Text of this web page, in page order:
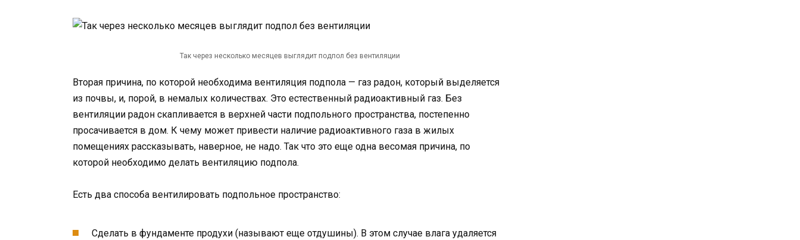
Так через несколько месяцев выглядит подпол без вентиляции
Вторая причина, по которой необходима вентиляция подпола — газ радон, который выделяется
из почвы, и, порой, в немалых количествах. Это естественный радиоактивный газ. Без
вентиляции радон скапливается в верхней части подпольного пространства, постепенно
просачивается в дом. К чему может привести наличие радиоактивного газа в жилых
помещениях рассказывать, наверное, не надо. Так что это еще одна весомая причина, по
которой необходимо делать вентиляцию подпола.
Есть два способа вентилировать подпольное пространство:
Сделать в фундаменте продухи (называют еще отдушины). В этом случае влага удаляется